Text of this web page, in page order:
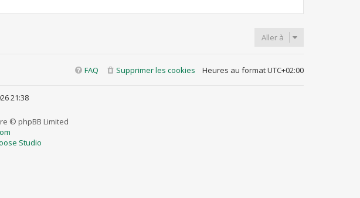
Aller à
Heures au formatUTC+02:00
Supprimer les cookies
FAQ
21:38
© phpBB Limited
Studio